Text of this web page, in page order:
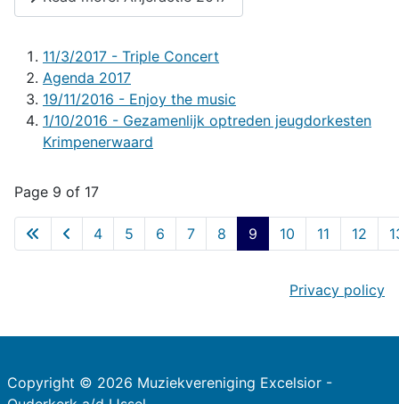
11/3/2017 - Triple Concert
Agenda 2017
19/11/2016 - Enjoy the music
1/10/2016 - Gezamenlijk optreden jeugdorkesten
Krimpenerwaard
Page 9 of 17
4 5 6 7 8 9 10 11 12
Privacy policy
Copyright © 2026 Muziekvereniging Excelsior -